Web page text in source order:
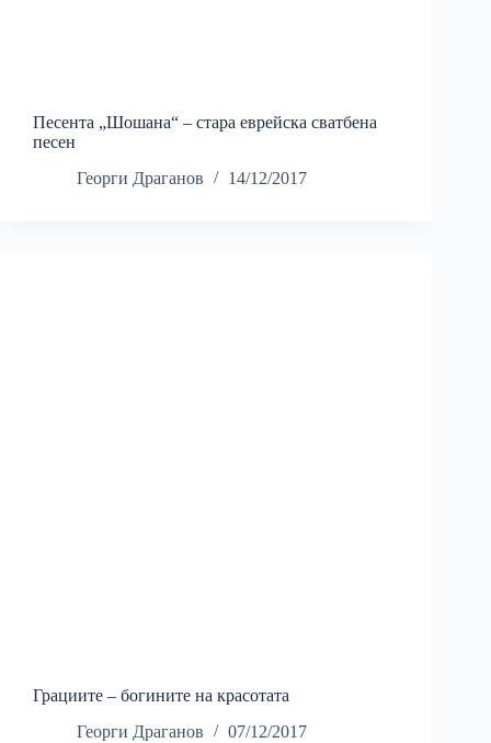
Песента „Шошана“ – стара еврейска сватбена
песен
Георги Драганов
14/12/2017
Грациите – богините на красотата
Георги Драганов
07/12/2017